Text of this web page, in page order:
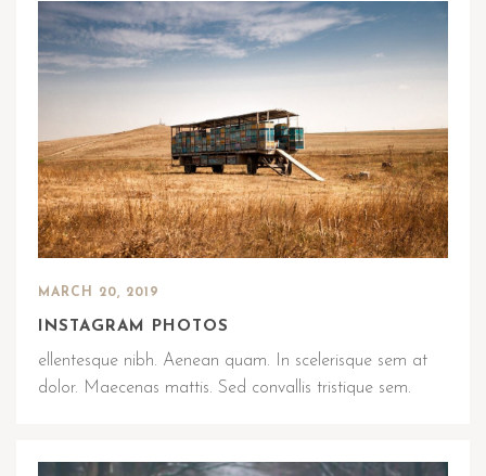
MARCH 20, 2019
INSTAGRAM PHOTOS
ellentesque nibh. Aenean quam. In scelerisque sem at
dolor. Maecenas mattis. Sed convallis tristique sem.